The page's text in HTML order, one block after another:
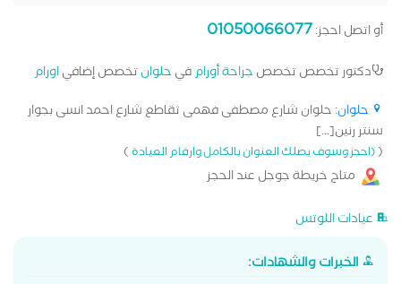
أو اتصل احجز:01050066077
دكتور تخصص تخصص جراحة أورامفي حلوان تخصص إضافياورام
حلوان: حلوان شارع مصطفى فهمى تقاطع شارع احمد انسى بجوار
سنتر رنين[...]
((احجز وسوف يصلك العنوان بالكامل وارقام العيادة)
متاح خريطة جوجل عند الحجز
عيادات اللوتس
الخبرات والشهادات: